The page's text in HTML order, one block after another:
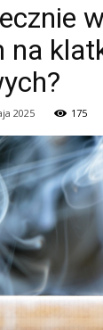
na
2025 175